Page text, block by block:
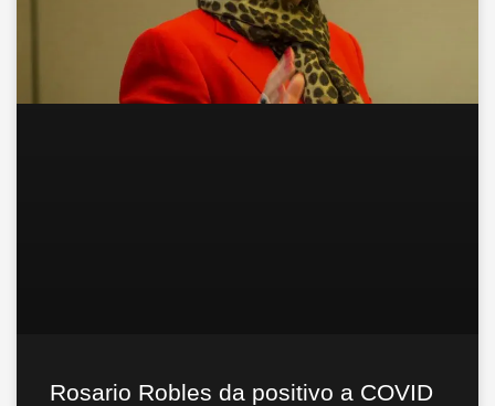
Rosario Robles da positivo a COVID